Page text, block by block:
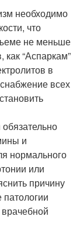
необходимо
что
не меньше
как “Аспаркам”
в
всех
и
нормального
или
причину
патологии